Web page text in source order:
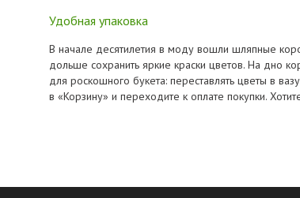
Удобная упаковка
В начале десятилетия в моду вошли шляпные
дольше сохранить яркие краски цветов. На дно
для роскошного букета: переставлять цветы в
в «Корзину» и переходите к оплате покупки.